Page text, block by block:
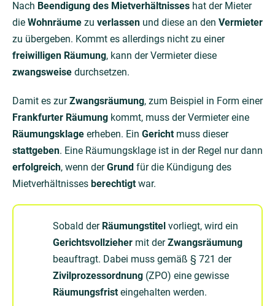
Nach Beendigung des Mietverhältnisses hat der Mieter
die Wohnräume zu verlassen und diese an den Vermieter
zu übergeben. Kommt es allerdings nicht zu einer
freiwilligen Räumung, kann der Vermieter diese
zwangsweise durchsetzen.
Damit es zurZwangsräumung, zum Beispiel in Form einer
Frankfurter Räumung kommt, muss der Vermieter eine
Räumungsklage erheben. Ein Gericht muss dieser
stattgeben. Eine Räumungsklage ist in der Regel nur dann
erfolgreich, wenn derGrund für die Kündigung des
Mietverhältnisses berechtigtwar.
Sobald der Räumungstitel vorliegt, wird ein
Gerichtsvollzieher mit derZwangsräumung
beauftragt. Dabei muss gemäß § 721 der
Zivilprozessordnung (ZPO) eine gewisse
Räumungsfristeingehalten werden.